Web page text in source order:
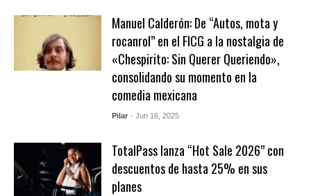
Manuel Calderón: De “Autos, mota y
rocanrol” en el FICG a la nostalgia de
«Chespirito: Sin Querer Queriendo»,
consolidando su momento en la
comedia mexicana
Pilar - Jun 16, 2025
TotalPass lanza “Hot Sale 2026” con
descuentos de hasta 25% en sus
planes